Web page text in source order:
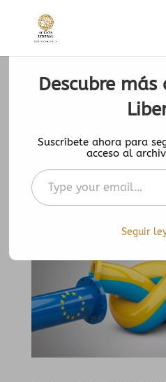
Acceso a la
vulnerabilidades
14 Mar 2022|0 Comentarios
Descubre más
Suscríbete ahora para
acceso al
Type
your
email…
Seguir